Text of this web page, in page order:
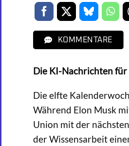
KOMMENTARE
Die KI-Nachrichten
Die elfte
Während Elon Musk
Union mit der
der Wissensarbeit